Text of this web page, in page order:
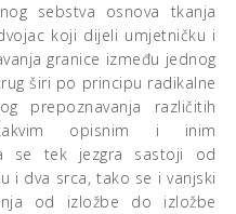
sebstva osnova tkanja
koji dijeli umjetničku i
granice između jednog
širi po principu radikalne
prepoznavanja različitih
opisnim i inim
se tek jezgra sastoji od
i dva srca, tako se i vanjski
od izložbe do izložbe